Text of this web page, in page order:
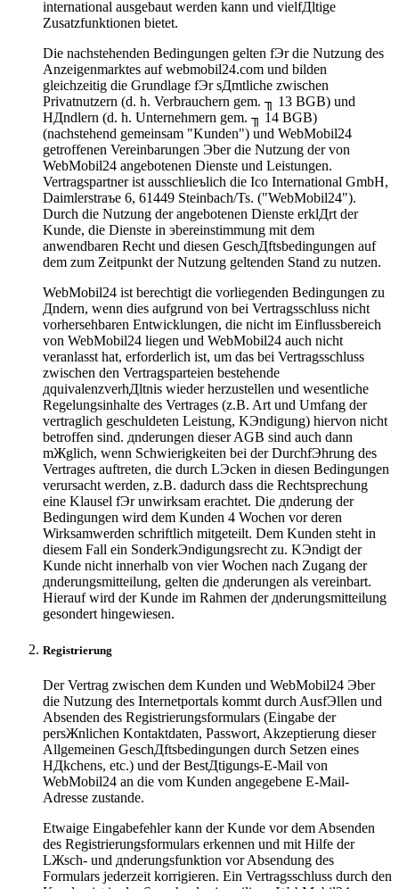
international ausgebaut werden kann und vielfДltige
Zusatzfunktionen bietet.
Die nachstehenden Bedingungen gelten fЭr die Nutzung des
Anzeigenmarktes auf webmobil24.com und bilden
gleichzeitig die Grundlage fЭr sДmtliche zwischen
Privatnutzern (d. h. Verbrauchern gem. ╖ 13 BGB) und
HДndlern (d. h. Unternehmern gem. ╖ 14 BGB)
(nachstehend gemeinsam "Kunden") und WebMobil24
getroffenen Vereinbarungen Эber die Nutzung der von
WebMobil24 angebotenen Dienste und Leistungen.
Vertragspartner ist ausschlieъlich die Ico International GmbH,
Daimlerstraъe 6, 61449 Steinbach/Ts. ("WebMobil24").
Durch die Nutzung der angebotenen Dienste erklДrt der
Kunde, die Dienste in эbereinstimmung mit dem
anwendbaren Recht und diesen GeschДftsbedingungen auf
dem zum Zeitpunkt der Nutzung geltenden Stand zu nutzen.
WebMobil24 ist berechtigt die vorliegenden Bedingungen zu
Дndern, wenn dies aufgrund von bei Vertragsschluss nicht
vorhersehbaren Entwicklungen, die nicht im Einflussbereich
von WebMobil24 liegen und WebMobil24 auch nicht
veranlasst hat, erforderlich ist, um das bei Vertragsschluss
zwischen den Vertragsparteien bestehende
дquivalenzverhДltnis wieder herzustellen und wesentliche
Regelungsinhalte des Vertrages (z.B. Art und Umfang der
vertraglich geschuldeten Leistung, KЭndigung) hiervon nicht
betroffen sind. дnderungen dieser AGB sind auch dann
mЖglich, wenn Schwierigkeiten bei der DurchfЭhrung des
Vertrages auftreten, die durch LЭcken in diesen Bedingungen
verursacht werden, z.B. dadurch dass die Rechtsprechung
eine Klausel fЭr unwirksam erachtet. Die дnderung der
Bedingungen wird dem Kunden 4 Wochen vor deren
Wirksamwerden schriftlich mitgeteilt. Dem Kunden steht in
diesem Fall ein SonderkЭndigungsrecht zu. KЭndigt der
Kunde nicht innerhalb von vier Wochen nach Zugang der
дnderungsmitteilung, gelten die дnderungen als vereinbart.
Hierauf wird der Kunde im Rahmen der дnderungsmitteilung
gesondert hingewiesen.
Registrierung
Der Vertrag zwischen dem Kunden und WebMobil24 Эber
die Nutzung des Internetportals kommt durch AusfЭllen und
Absenden des Registrierungsformulars (Eingabe der
persЖnlichen Kontaktdaten, Passwort, Akzeptierung dieser
Allgemeinen GeschДftsbedingungen durch Setzen eines
HДkchens, etc.) und der BestДtigungs-E-Mail von
WebMobil24 an die vom Kunden angegebene E-Mail-
Adresse zustande.
Etwaige Eingabefehler kann der Kunde vor dem Absenden
des Registrierungsformulars erkennen und mit Hilfe der
LЖsch- und дnderungsfunktion vor Absendung des
Formulars jederzeit korrigieren. Ein Vertragsschluss durch den